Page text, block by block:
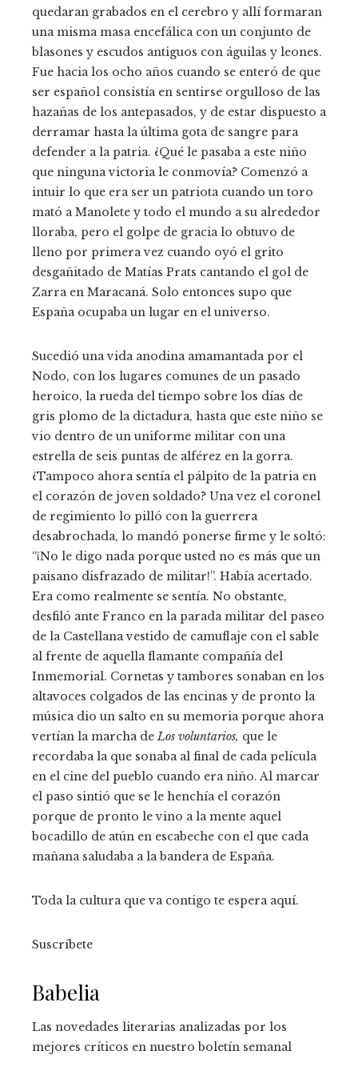
quedaran grabados en el cerebro y allí formaran
una misma masa encefálica con un conjunto de
blasones y escudos antiguos con águilas y leones.
Fue hacia los ocho años cuando se enteró de que
ser español consistía en sentirse orgulloso de las
hazañas de los antepasados, y de estar dispuesto a
derramar hasta la última gota de sangre para
defender a la patria. ¿Qué le pasaba a este niño
que ninguna victoria le conmovía? Comenzó a
intuir lo que era ser un patriota cuando un toro
mató a Manolete y todo el mundo a su alrededor
lloraba, pero el golpe de gracia lo obtuvo de
lleno por primera vez cuando oyó el grito
desgañitado de Matías Prats cantando el gol de
Zarra en Maracaná. Solo entonces supo que
España ocupaba un lugar en el universo.
Sucedió una vida anodina amamantada por el
Nodo, con los lugares comunes de un pasado
heroico, la rueda del tiempo sobre los días de
gris plomo de la dictadura, hasta que este niño se
vio dentro de un uniforme militar con una
estrella de seis puntas de alférez en la gorra.
¿Tampoco ahora sentía el pálpito de la patria en
el corazón de joven soldado? Una vez el coronel
de regimiento lo pilló con la guerrera
desabrochada, lo mandó ponerse firme y le soltó:
“¡No le digo nada porque usted no es más que un
paisano disfrazado de militar!”. Había acertado.
Era como realmente se sentía. No obstante,
desfiló ante Franco en la parada militar del paseo
de la Castellana vestido de camuflaje con el sable
al frente de aquella flamante compañía del
Inmemorial. Cornetas y tambores sonaban en los
altavoces colgados de las encinas y de pronto la
música dio un salto en su memoria porque ahora
vertían la marcha deLos voluntarios, que le
recordaba la que sonaba al final de cada película
en el cine del pueblo cuando era niño. Al marcar
el paso sintió que se le henchía el corazón
porque de pronto le vino a la mente aquel
bocadillo de atún en escabeche con el que cada
mañana saludaba a la bandera de España.
Toda la cultura que va contigo te espera aquí.
Suscríbete
Babelia
Las novedades literarias analizadas por los
mejores críticos en nuestro boletín semanal